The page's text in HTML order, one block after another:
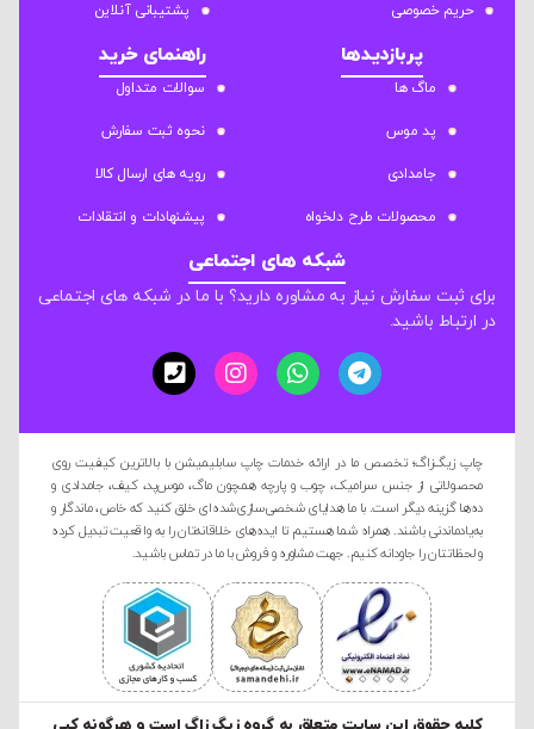
حریم خصوصی پشتیبانی آنلاین
پربازدیدها
ماگ ها
پد موس
جامدادی
محصولات طرح دلخواه
راهنمای خرید
سوالات متداول
نحوه ثبت سفارش
رویه های ارسال کالا
پیشنهادات و انتقادات
شبکه های اجتماعی
برای ثبت سفارش نیاز به مشاوره دارید؟ با ما در شبکه های اجتماعی
در ارتباط باشید.
چاپ زیگ‌زاگ؛ تخصص ما در ارائه خدمات چاپ سابلیمیشن با بالاترین کیفیت روی
محصولاتی از جنس سرامیک، چوب و پارچه همچون ماگ، موس‌پد، کیف، جامدادی و
ده‌ها گزینه دیگر است. با ما هدایای شخصی‌سازی‌شده‌ای خلق کنید که خاص، ماندگار و
به‌یادماندنی باشند. همراه شما هستیم تا ایده‌های خلاقانه‌تان را به واقعیت تبدیل کرده
و لحظاتتان را جاودانه کنیم. جهت مشاوره و فروش با ما در تماس باشید.